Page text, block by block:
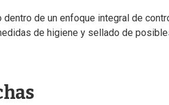
de un enfoque integral de
de higiene y sellado de